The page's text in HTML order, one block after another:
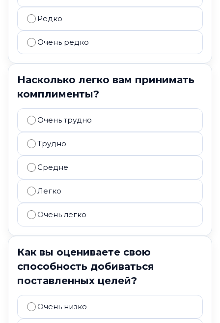
Редко
Очень редко
Насколько легко вам принимать
комплименты?
Очень трудно
Трудно
Средне
Легко
Очень легко
Как вы оцениваете свою
способность добиваться
поставленных целей?
Очень низко